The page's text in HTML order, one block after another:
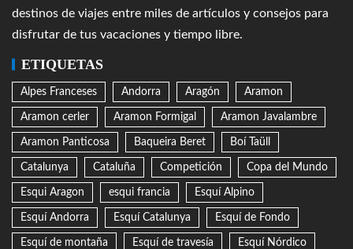
destinos de viajes entre miles de artículos y consejos para
disfrutar de tus vacaciones y tiempo libre.
ETIQUETAS
Alpes Franceses Andorra Aragón Aramon
Aramon cerler Aramon Formigal Aramon Javalambre
Aramon Panticosa Baqueira Beret Boí Taüll
Catalunya Cataluña Competición Copa del Mundo
Esqui Aragon esqui francia Esquí Alpino
Esquí Andorra Esquí Catalunya Esquí de Fondo
Esquí de montaña Esquí de travesía Esquí Nórdico